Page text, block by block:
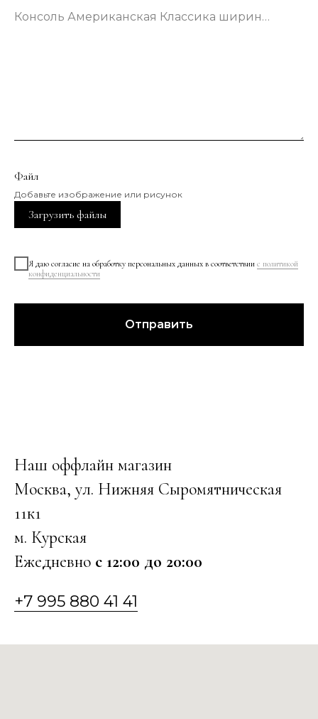
Консоль Американская Классика шириной 133 сантиметра в зеленом цвете
Файл
Добавьте изображение или рисунок
Загрузить файлы
Я даю согласие на обработку персональных данных в соответствии с политикой
конфиденциальности
Отправить
Наш оффлайн магазин
Москва, ул. Нижняя Сыромятническая
11к1
м. Курская
Ежедневно с 12:00 до 20:00
+7 995 880 41 41